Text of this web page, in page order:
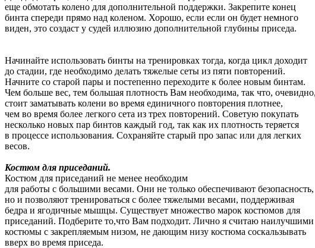
еще обмотать колено для дополнительной поддержки. Закрепите конец
бинта спереди прямо над коленом. Хорошо, если если он будет немного
виден, это создаст у судей иллюзию дополнительной глубины приседа.
Начинайте использовать бинты на тренировках тогда, когда цикл доходит
до стадии, где необходимо делать тяжелые сеты из пяти повторений.
Начните со старой пары и постепенно переходите к более новым бинтам.
Чем больше вес, тем большая плотность Вам необходима, так что, очевидно,
стоит заматывать колени во время единичного повторения плотнее,
чем во время более легкого сета из трех повторений. Советую покупать
несколько новых пар бинтов каждый год, так как их плотность теряется
в процессе использования. Сохраняйте старый про запас или для легких
весов.
Костюм для приседаний.
Костюм для приседаний не менее необходим
для работы с большими весами. Они не только обеспечивают безопасность,
но и позволяют тренироваться с более тяжелыми весами, поддерживая
бедра и ягодичные мышцы. Существует множество марок костюмов для
приседаний. Подберите то,что Вам подходит. Лично я считаю наилучшими
костюмы с закрепляемым низом, не дающим низу костюма соскальзывать
вверх во время приседа.